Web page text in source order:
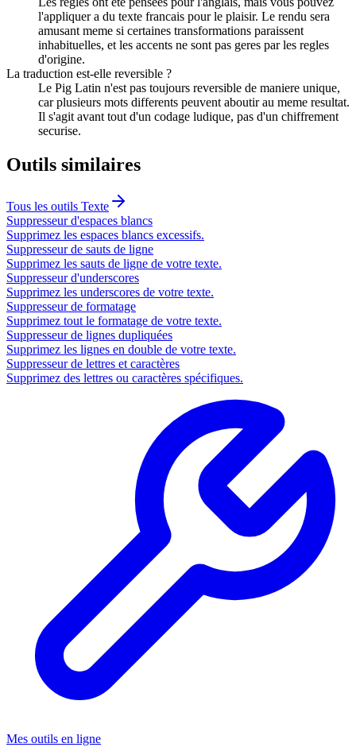
l'appliquer a du texte francais pour le plaisir. Le rendu sera
amusant meme si certaines transformations paraissent
inhabituelles, et les accents ne sont pas geres par les regles
d'origine.
La traduction est-elle reversible ?
Le Pig Latin n'est pas toujours reversible de maniere unique,
car plusieurs mots differents peuvent aboutir au meme resultat.
Il s'agit avant tout d'un codage ludique, pas d'un chiffrement
securise.
Outils similaires
Tous les outils Texte
Suppresseur d'espaces blancs
Supprimez les espaces blancs excessifs.
Suppresseur de sauts de ligne
Supprimez les sauts de ligne de votre texte.
Suppresseur d'underscores
Supprimez les underscores de votre texte.
Suppresseur de formatage
Supprimez tout le formatage de votre texte.
Suppresseur de lignes dupliquées
Supprimez les lignes en double de votre texte.
Suppresseur de lettres et caractères
Supprimez des lettres ou caractères spécifiques.
Mes outils en ligne